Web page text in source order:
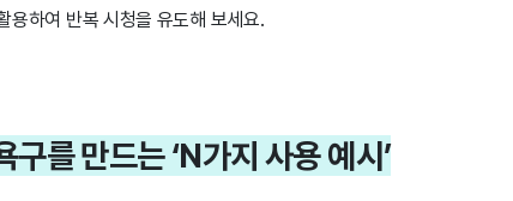
용하여 반복 시청을 유도해 보세요.
를 만드는 ‘N가지 사용 예시’